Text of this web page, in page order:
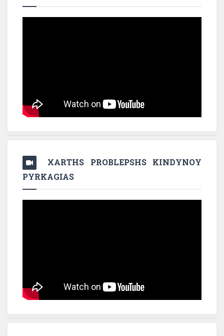
XARTHS PROBLEPSHS KINDYNOY
PYRKAGIAS